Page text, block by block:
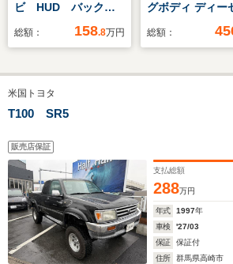
ビ HUD バックカ
メラ 前後ドライブレ
クルーズコントロー
ル シートヒーター
両側パワースライドド
ル オートライト
LED
総額： 158.8万円
グボディ ディー
ターボ 4WD 登録
ジェンシーブ
ー ハーフレザ
ト LEDヘッドラ
ト Fフォグ
総額：
米国トヨタ
T100 SR5
販売店保証
支払総額
288万円
年式 1997年
車検
'27/03
保証
保証付
住所
群馬県高崎市